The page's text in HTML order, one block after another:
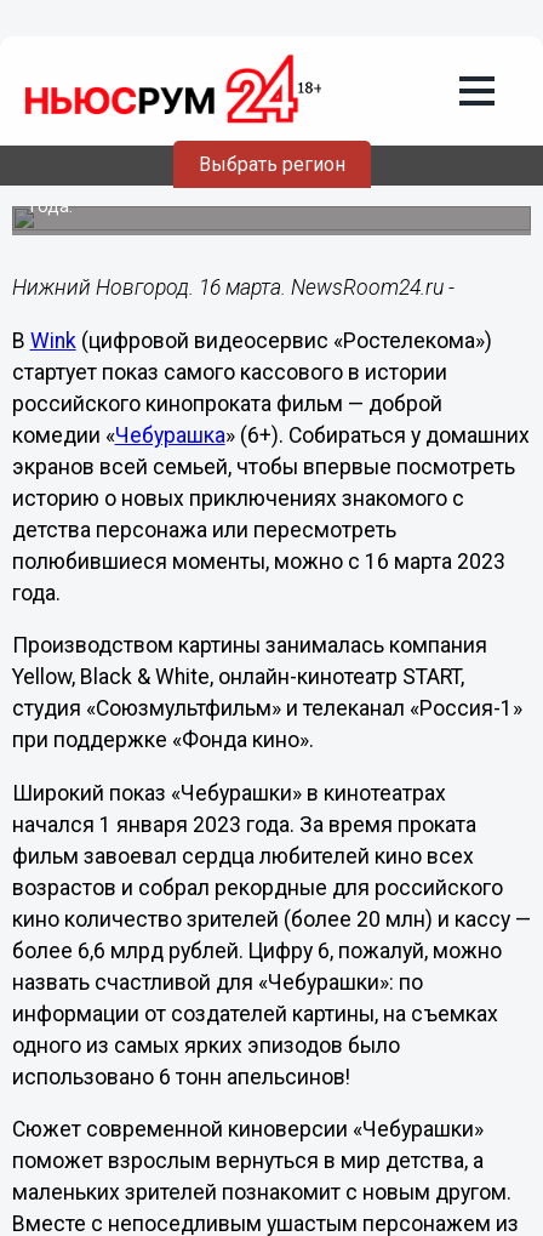
Выбрать регион
«Чебурашка» идет в гости: цифровая
премьера кинохита в Wink состоится 16
марта
Широкий показ в кинотеатрах начался 1 января 2023
года.
Нижний Новгород. 16 марта. NewsRoom24.ru -
В Wink (цифровой видеосервис «Ростелекома»)
стартует показ самого кассового в истории
российского кинопроката фильм — доброй
комедии «Чебурашка» (6+). Собираться у домашних
экранов всей семьей, чтобы впервые посмотреть
историю о новых приключениях знакомого с
детства персонажа или пересмотреть
полюбившиеся моменты, можно с 16 марта 2023
года.
Производством картины занималась компания
Yellow, Black & White, онлайн-кинотеатр START,
студия «Союзмультфильм» и телеканал «Россия-1»
при поддержке «Фонда кино».
Широкий показ «Чебурашки» в кинотеатрах
начался 1 января 2023 года. За время проката
фильм завоевал сердца любителей кино всех
возрастов и собрал рекордные для российского
кино количество зрителей (более 20 млн) и кассу —
более 6,6 млрд рублей. Цифру 6, пожалуй, можно
назвать счастливой для «Чебурашки»: по
информации от создателей картины, на съемках
одного из самых ярких эпизодов было
использовано 6 тонн апельсинов!
Сюжет современной киноверсии «Чебурашки»
поможет взрослым вернуться в мир детства, а
маленьких зрителей познакомит с новым другом.
Вместе с непоседливым ушастым персонажем из